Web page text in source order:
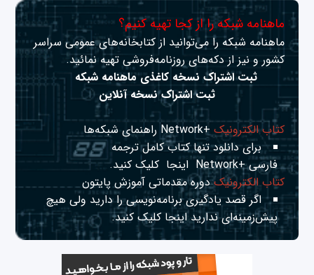
ماهنامه شبکه را از کجا تهیه کنیم؟
ماهنامه شبکه را می‌توانید از کتابخانه‌های عمومی سراسر
کشور و نیز از دکه‌های روزنامه‌فروشی تهیه نمائید.
ثبت اشتراک نسخه کاغذی ماهنامه شبکه
ثبت اشتراک نسخه آنلاین
کتاب الکترونیک+Network راهنمای شبکه‌ها
برای دانلود تنها کتاب کامل ترجمه
فارسی +Network
اینجا کلیک کنید.
کتاب الکترونیکدوره مقدماتی آموزش پایتون
اگر قصد یادگیری برنامه‌نویسی را دارید ولی هیچ
پیش‌زمینه‌ای نداریداینجا کلیک کنید.